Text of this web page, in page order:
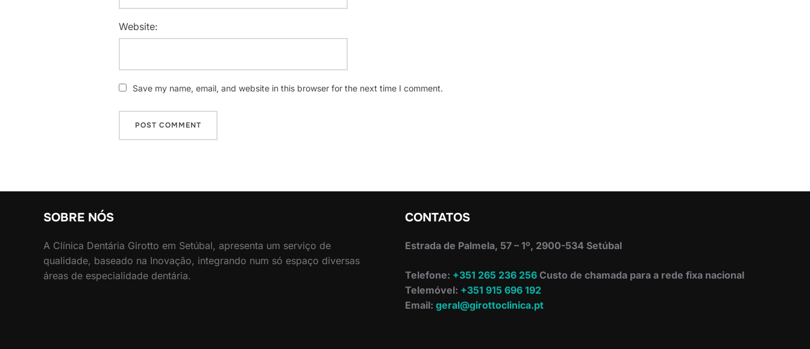
Website:
Save my name, email, and website in this browser for the next time I comment.
SOBRE NÓS
A Clínica Dentária Girotto em Setúbal, apresenta um serviço de
qualidade, baseado na Inovação, integrando num só espaço diversas
áreas de especialidade dentária.
CONTATOS
Estrada de Palmela, 57 – 1º, 2900-534 Setúbal
Telefone: +351 265 236 256 Custo de chamada para a rede fixa nacional
Telemóvel: +351 915 696 192
Email: geral@girottoclinica.pt